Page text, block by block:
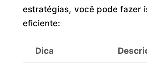
estratégias, você pode fazer
eficiente:
Dica